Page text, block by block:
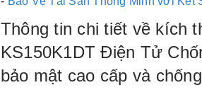
Thông tin chi tiết về kích
KS150K1DT Điện Tử
bảo mật cao cấp và